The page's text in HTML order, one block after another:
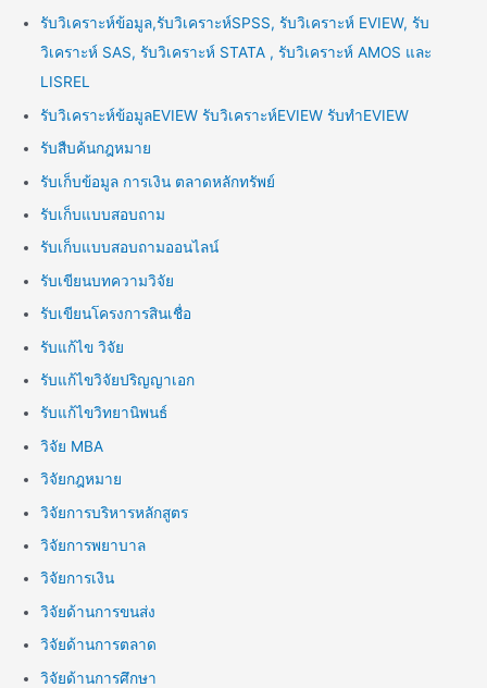
รับวิเคราะห์ข้อมูล,รับวิเคราะห์SPSS, รับวิเคราะห์ EVIEW, รับ
วิเคราะห์ SAS, รับวิเคราะห์ STATA , รับวิเคราะห์ AMOS และ
LISREL
รับวิเคราะห์ข้อมูลEVIEW รับวิเคราะห์EVIEW รับทำEVIEW
รับสืบค้นกฎหมาย
รับเก็บข้อมูล การเงิน ตลาดหลักทรัพย์
รับเก็บแบบสอบถาม
รับเก็บแบบสอบถามออนไลน์
รับเขียนบทความวิจัย
รับเขียนโครงการสินเชื่อ
รับแก้ไข วิจัย
รับแก้ไขวิจัยปริญญาเอก
รับแก้ไขวิทยานิพนธ์
วิจัย MBA
วิจัยกฎหมาย
วิจัยการบริหารหลักสูตร
วิจัยการพยาบาล
วิจัยการเงิน
วิจัยด้านการขนส่ง
วิจัยด้านการตลาด
วิจัยด้านการศึกษา